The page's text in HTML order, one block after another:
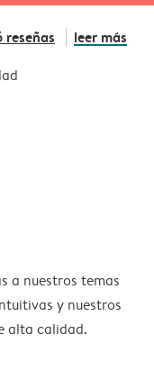
reseñas leer más
a nuestros temas
y nuestros
alta calidad.